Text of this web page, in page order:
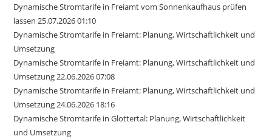
Dynamische Stromtarife in Freiamt vom Sonnenkaufhaus prüfen
lassen 25.07.2026 01:10
Dynamische Stromtarife in Freiamt: Planung, Wirtschaftlichkeit und
Umsetzung
Dynamische Stromtarife in Freiamt: Planung, Wirtschaftlichkeit und
Umsetzung 22.06.2026 07:08
Dynamische Stromtarife in Freiamt: Planung, Wirtschaftlichkeit und
Umsetzung 24.06.2026 18:16
Dynamische Stromtarife in Glottertal: Planung, Wirtschaftlichkeit
und Umsetzung